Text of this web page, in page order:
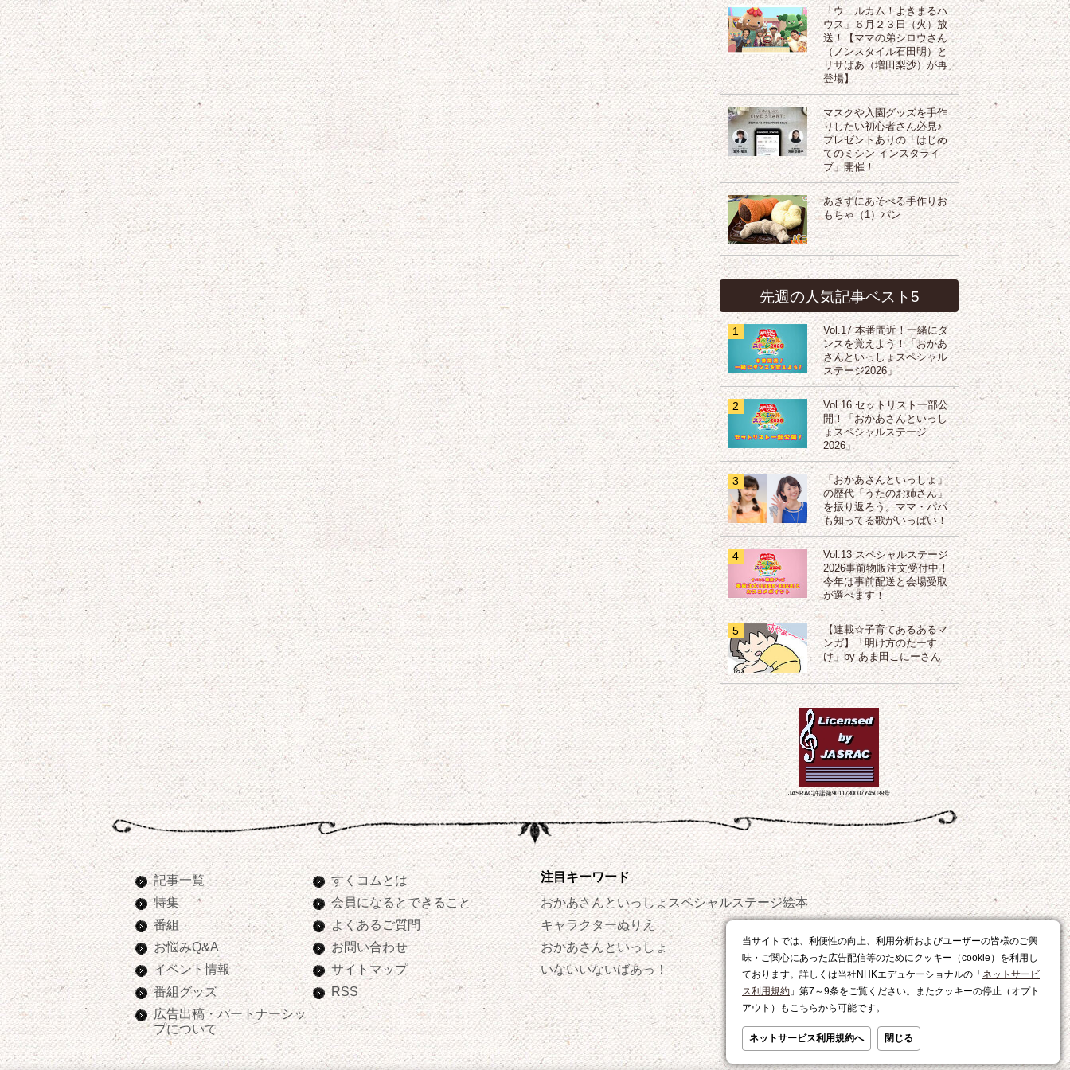
当サイトでは、利便性の向上、利用分析およびユーザーの皆様のご興
味・ご関心にあった広告配信等のためにクッキー（cookie）を利用し
ております。詳しくは当社NHKエデュケーショナルの「 ネットサービ
ス利用規約 」第7～9条をご覧ください。またクッキーの停止（オプト
アウト）もこちらから可能です。
ネットサービス利用規約へ 閉じる
「ウェルカム！よきまるハ
ウス」６月２３日（火）放
送！【ママの弟シロウさん
（ノンスタイル石田明）と
リサばあ（増田梨沙）が再
登場】
マスクや入園グッズを手作
りしたい初心者さん必見♪
プレゼントありの「はじめ
てのミシン インスタライ
ブ」開催！
あきずにあそべる手作りお
もちゃ（1）パン
先週の人気記事ベスト5
1
Vol.17 本番間近！一緒にダ
ンスを覚えよう！「おかあ
さんといっしょスペシャル
ステージ2026」
2
Vol.16 セットリスト一部公
開！「おかあさんといっし
ょスペシャルステージ
2026」
3
「おかあさんといっしょ」
の歴代「うたのお姉さん」
を振り返ろう。ママ・パパ
も知ってる歌がいっぱい！
4
Vol.13 スペシャルステージ
2026事前物販注文受付中！
今年は事前配送と会場受取
が選べます！
5
【連載☆子育てあるあるマ
ンガ】「明け方のたーす
け」by あま田こにーさん
JASRAC許諾第9011730007Y45038号
記事一覧
特集
番組
お悩みQ&A
イベント情報
番組グッズ
広告出稿・パートナーシッ
プについて
すくコムとは
会員になるとできること
よくあるご質問
お問い合わせ
サイトマップ
RSS
注目キーワード
おかあさんといっしょスペシャルステージ
キャラクターぬりえ
おかあさんといっしょ
いないいないばあっ！
絵本
おやつ
レシピ